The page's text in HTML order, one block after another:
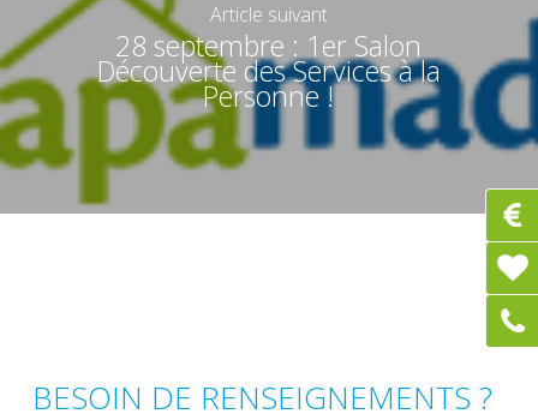
Article suivant
28 septembre : 1er Salon
Découverte des Services à la
Personne !
BESOIN DE RENSEIGNEMENTS ?